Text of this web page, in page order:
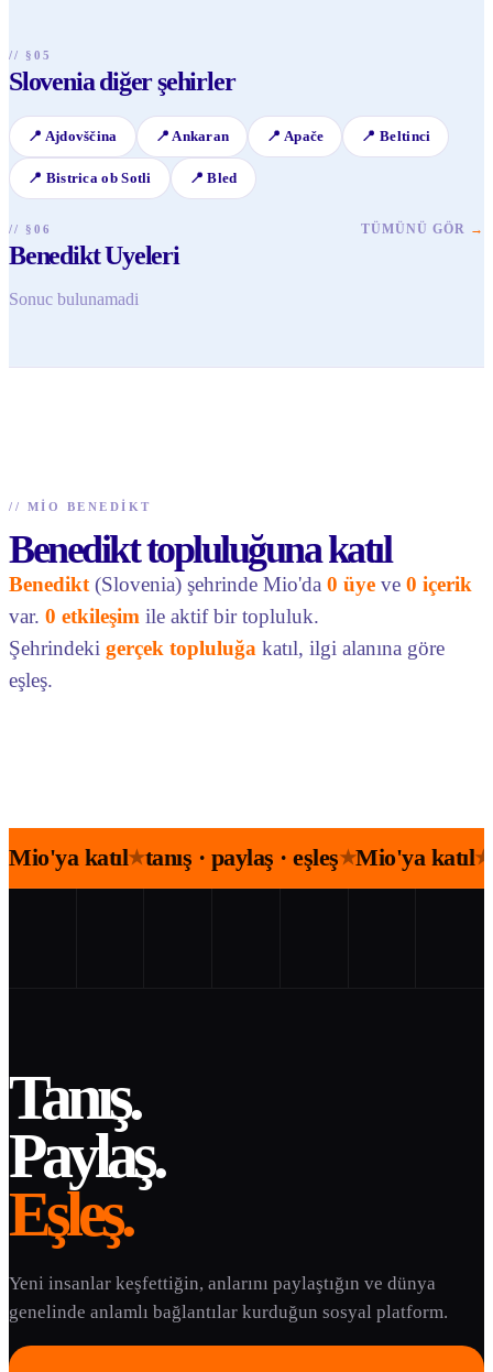
// §05
Slovenia diğer şehirler
📍 Ajdovščina 📍 Ankaran 📍 Apače 📍Beltinci
📍 Bistrica ob Sotli 📍Bled
// §06
Benedikt Uyeleri
TÜMÜNÜ GÖR →
Sonuc bulunamadi
// MIO BENEDIKT
Benedikt topluluğuna katıl
Benedikt (Slovenia) şehrinde Mio'da 0 üye ve 0 içerik
var. 0 etkileşim ile aktif bir topluluk.
Şehrindeki gerçek topluluğa katıl, ilgi alanına göre
eşleş.
Mio'ya katıl★tanış · paylaş · eşleş★Mio'ya katıl★
Tanış.
Paylaş.
Eşleş.
Yeni insanlar keşfettiğin, anlarını paylaştığın ve dünya
genelinde anlamlı bağlantılar kurduğun sosyal platform.